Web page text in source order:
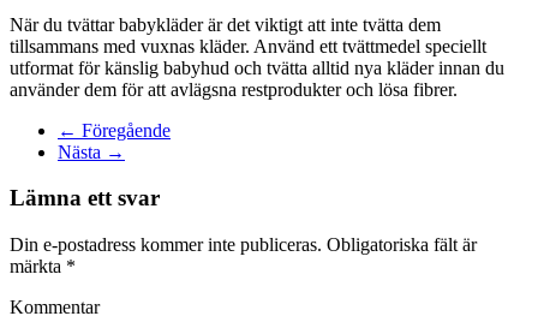
När du tvättar babykläder är det viktigt att inte tvätta dem
tillsammans med vuxnas kläder. Använd ett tvättmedel speciellt
utformat för känslig babyhud och tvätta alltid nya kläder innan du
använder dem för att avlägsna restprodukter och lösa fibrer.
← Föregående
Nästa →
Lämna ett svar
Din e-postadress kommer inte publiceras. Obligatoriska fält är
märkta *
Kommentar